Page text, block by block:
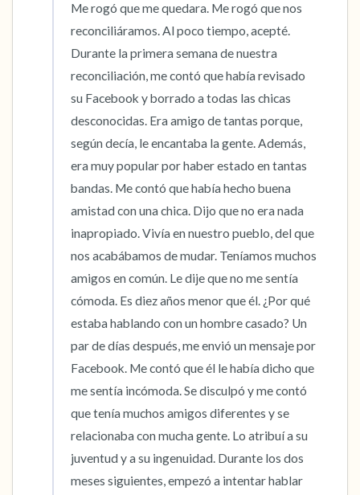
Me rogó que me quedara. Me rogó que nos
reconciliáramos. Al poco tiempo, acepté.
Durante la primera semana de nuestra
reconciliación, me contó que había revisado
su Facebook y borrado a todas las chicas
desconocidas. Era amigo de tantas porque,
según decía, le encantaba la gente. Además,
era muy popular por haber estado en tantas
bandas. Me contó que había hecho buena
amistad con una chica. Dijo que no era nada
inapropiado. Vivía en nuestro pueblo, del que
nos acabábamos de mudar. Teníamos muchos
amigos en común. Le dije que no me sentía
cómoda. Es diez años menor que él. ¿Por qué
estaba hablando con un hombre casado? Un
par de días después, me envió un mensaje por
Facebook. Me contó que él le había dicho que
me sentía incómoda. Se disculpó y me contó
que tenía muchos amigos diferentes y se
relacionaba con mucha gente. Lo atribuí a su
juventud y a su ingenuidad. Durante los dos
meses siguientes, empezó a intentar hablar